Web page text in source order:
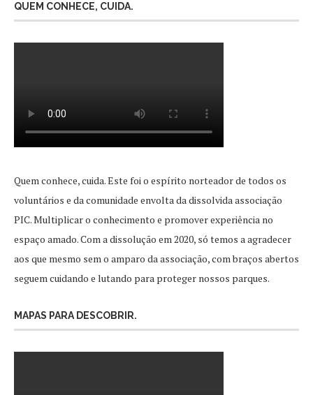
QUEM CONHECE, CUIDA.
Quem conhece, cuida. Este foi o espírito norteador de todos os
voluntários e da comunidade envolta da dissolvida associação
PIC. Multiplicar o conhecimento e promover experiência no
espaço amado. Com a dissolução em 2020, só temos a agradecer
aos que mesmo sem o amparo da associação, com braços abertos
seguem cuidando e lutando para proteger nossos parques.
MAPAS PARA DESCOBRIR.